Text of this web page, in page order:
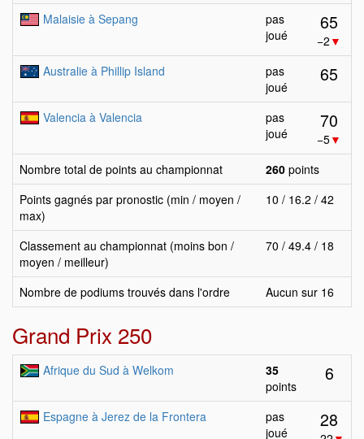
Malaisie à Sepang
pas
joué
65
−2 ▼
Australie à Phillip Island
pas
joué
65
Valencia à Valencia
pas
joué
70
−5▼
Nombre total de points au championnat
260 points
Points gagnés par pronostic (min / moyen /
max)
10 / 16.2 / 42
Classement au championnat (moins bon /
moyen / meilleur)
70 / 49.4 / 18
Nombre de podiums trouvés dans l'ordre Aucun sur 16
Grand Prix 250
Afrique du Sud à Welkom
35
points
6
Espagne à Jerez de la Frontera
pas
joué
28